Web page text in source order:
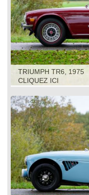
TRIUMPH TR6, 1975
CLIQUEZ ICI